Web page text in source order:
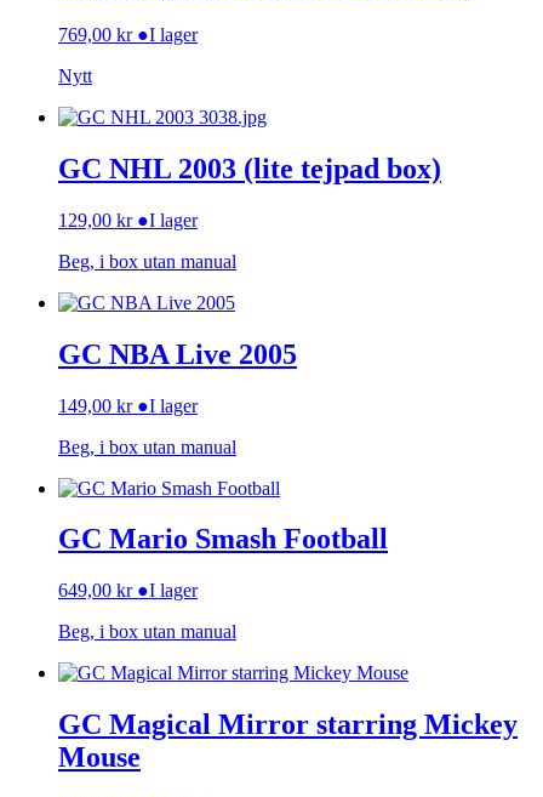
769,00 kr ●I lager
Nytt
GC NHL 2003 (lite tejpad box)
129,00 kr ●I lager
Beg, i box utan manual
GC NBA Live 2005
149,00 kr ●I lager
Beg, i box utan manual
GC Mario Smash Football
649,00 kr ●I lager
Beg, i box utan manual
GC Magical Mirror starring Mickey
Mouse